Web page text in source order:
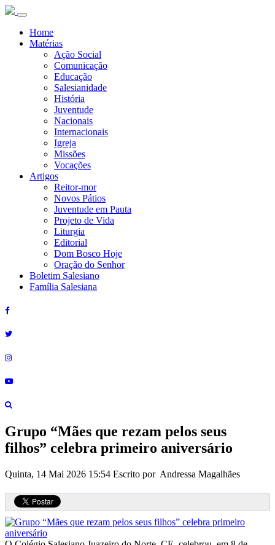
Home
Matérias
Ação Social
Comunicação
Educação
Salesianidade
História
Juventude
Nacionais
Internacionais
Igreja
Missões
Vocações
Artigos
Reitor-mor
Novos Pátios
Juventude em Pauta
Projeto de Vida
Liturgia
Editorial
Dom Bosco Hoje
Oração do Senhor
Boletim Salesiano
Família Salesiana
Grupo “Mães que rezam pelos seus
filhos” celebra primeiro aniversário
Quinta, 14 Mai 2026 15:54 Escrito por Andressa Magalhães